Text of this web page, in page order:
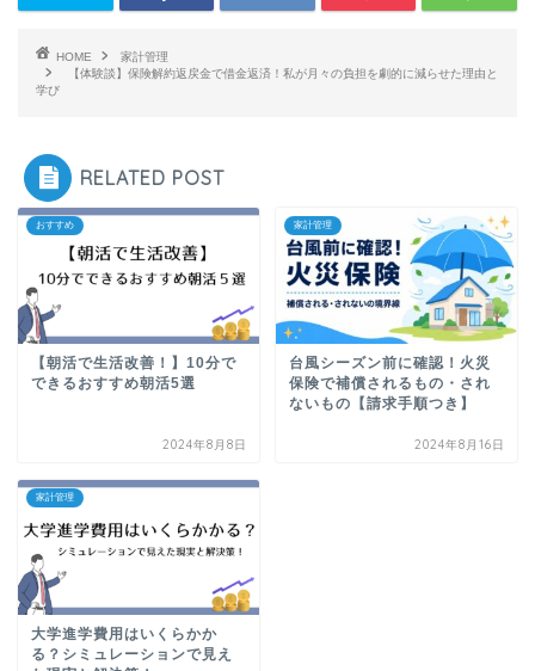
HOME
家計管理
【体験談】保険解約返戻金で借金返済！私が月々の負担を劇的に減らせた理由と
学び
RELATED POST
おすすめ
【朝活で生活改善！】10分で
できるおすすめ朝活5選
2024年8月8日
家計管理
台風シーズン前に確認！火災
保険で補償されるもの・され
ないもの【請求手順つき】
2024年8月16日
家計管理
大学進学費用はいくらかか
る？シミュレーションで見え